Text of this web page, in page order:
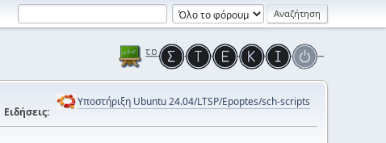
Ειδήσεις:
Υποστήριξη Ubuntu 24.04/LTSP/Epoptes/sch-scripts